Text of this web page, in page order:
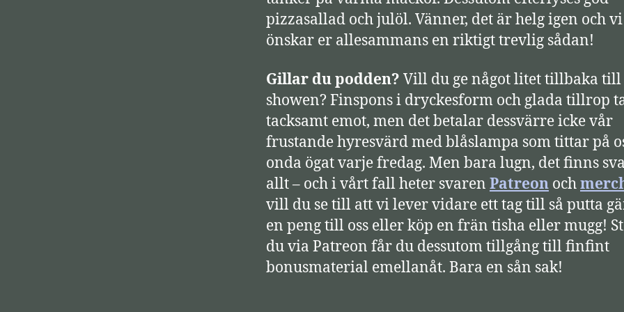
r
e
pizzasallad och julöl. Vänner, det är helg igen och vi
önskar er allesammans en riktigt trevlig sådan!
Gillar du podden? Vill du ge något litet tillbaka till
showen? Finspons i dryckesform och glada tillrop
tacksamt emot, men det betalar dessvärre icke vår
frustande hyresvärd med blåslampa som tittar på
onda ögat varje fredag. Men bara lugn, det finns
allt – och i vårt fall heter svaren Patreon och
vill du se till att vi lever vidare ett tag till så putta
en peng till oss eller köp en frän tisha eller mugg!
du via Patreon får du dessutom tillgång till finfint
bonusmaterial emellanåt. Bara en sån sak!